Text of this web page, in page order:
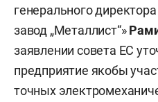
генерального
завод „Металлист“»
заявлении совета ЕС
предприятие якобы
точных